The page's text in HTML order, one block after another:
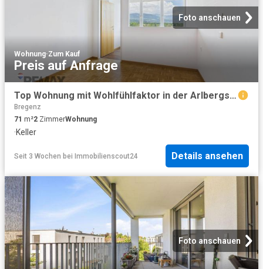
Foto anschauen
Wohnung·Zum Kauf
Preis auf Anfrage
Top Wohnung mit Wohlfühlfaktor in der Arlbergstraße
Bregenz
71 m²2 ZimmerWohnung
·Keller
Seit 3 Wochen bei Immobilienscout24 Details ansehen
Foto anschauen